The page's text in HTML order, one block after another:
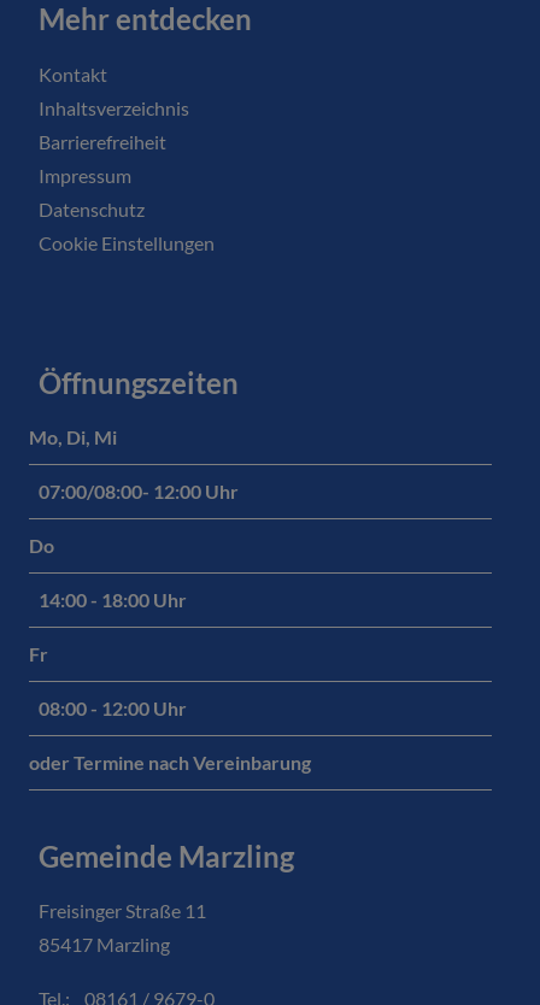
Mehr entdecken
Kontakt
Inhaltsverzeichnis
Barrierefreiheit
Impressum
Datenschutz
Cookie Einstellungen
Öffnungszeiten
Mo, Di, Mi
07:00/08:00- 12:00 Uhr
Do
14:00 - 18:00 Uhr
Fr
08:00 - 12:00 Uhr
oder Termine nach Vereinbarung
Gemeinde Marzling
Freisinger Straße 11
85417 Marzling
Tel.: 08161 / 9679-0